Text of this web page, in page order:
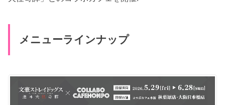
メニューラインナップ